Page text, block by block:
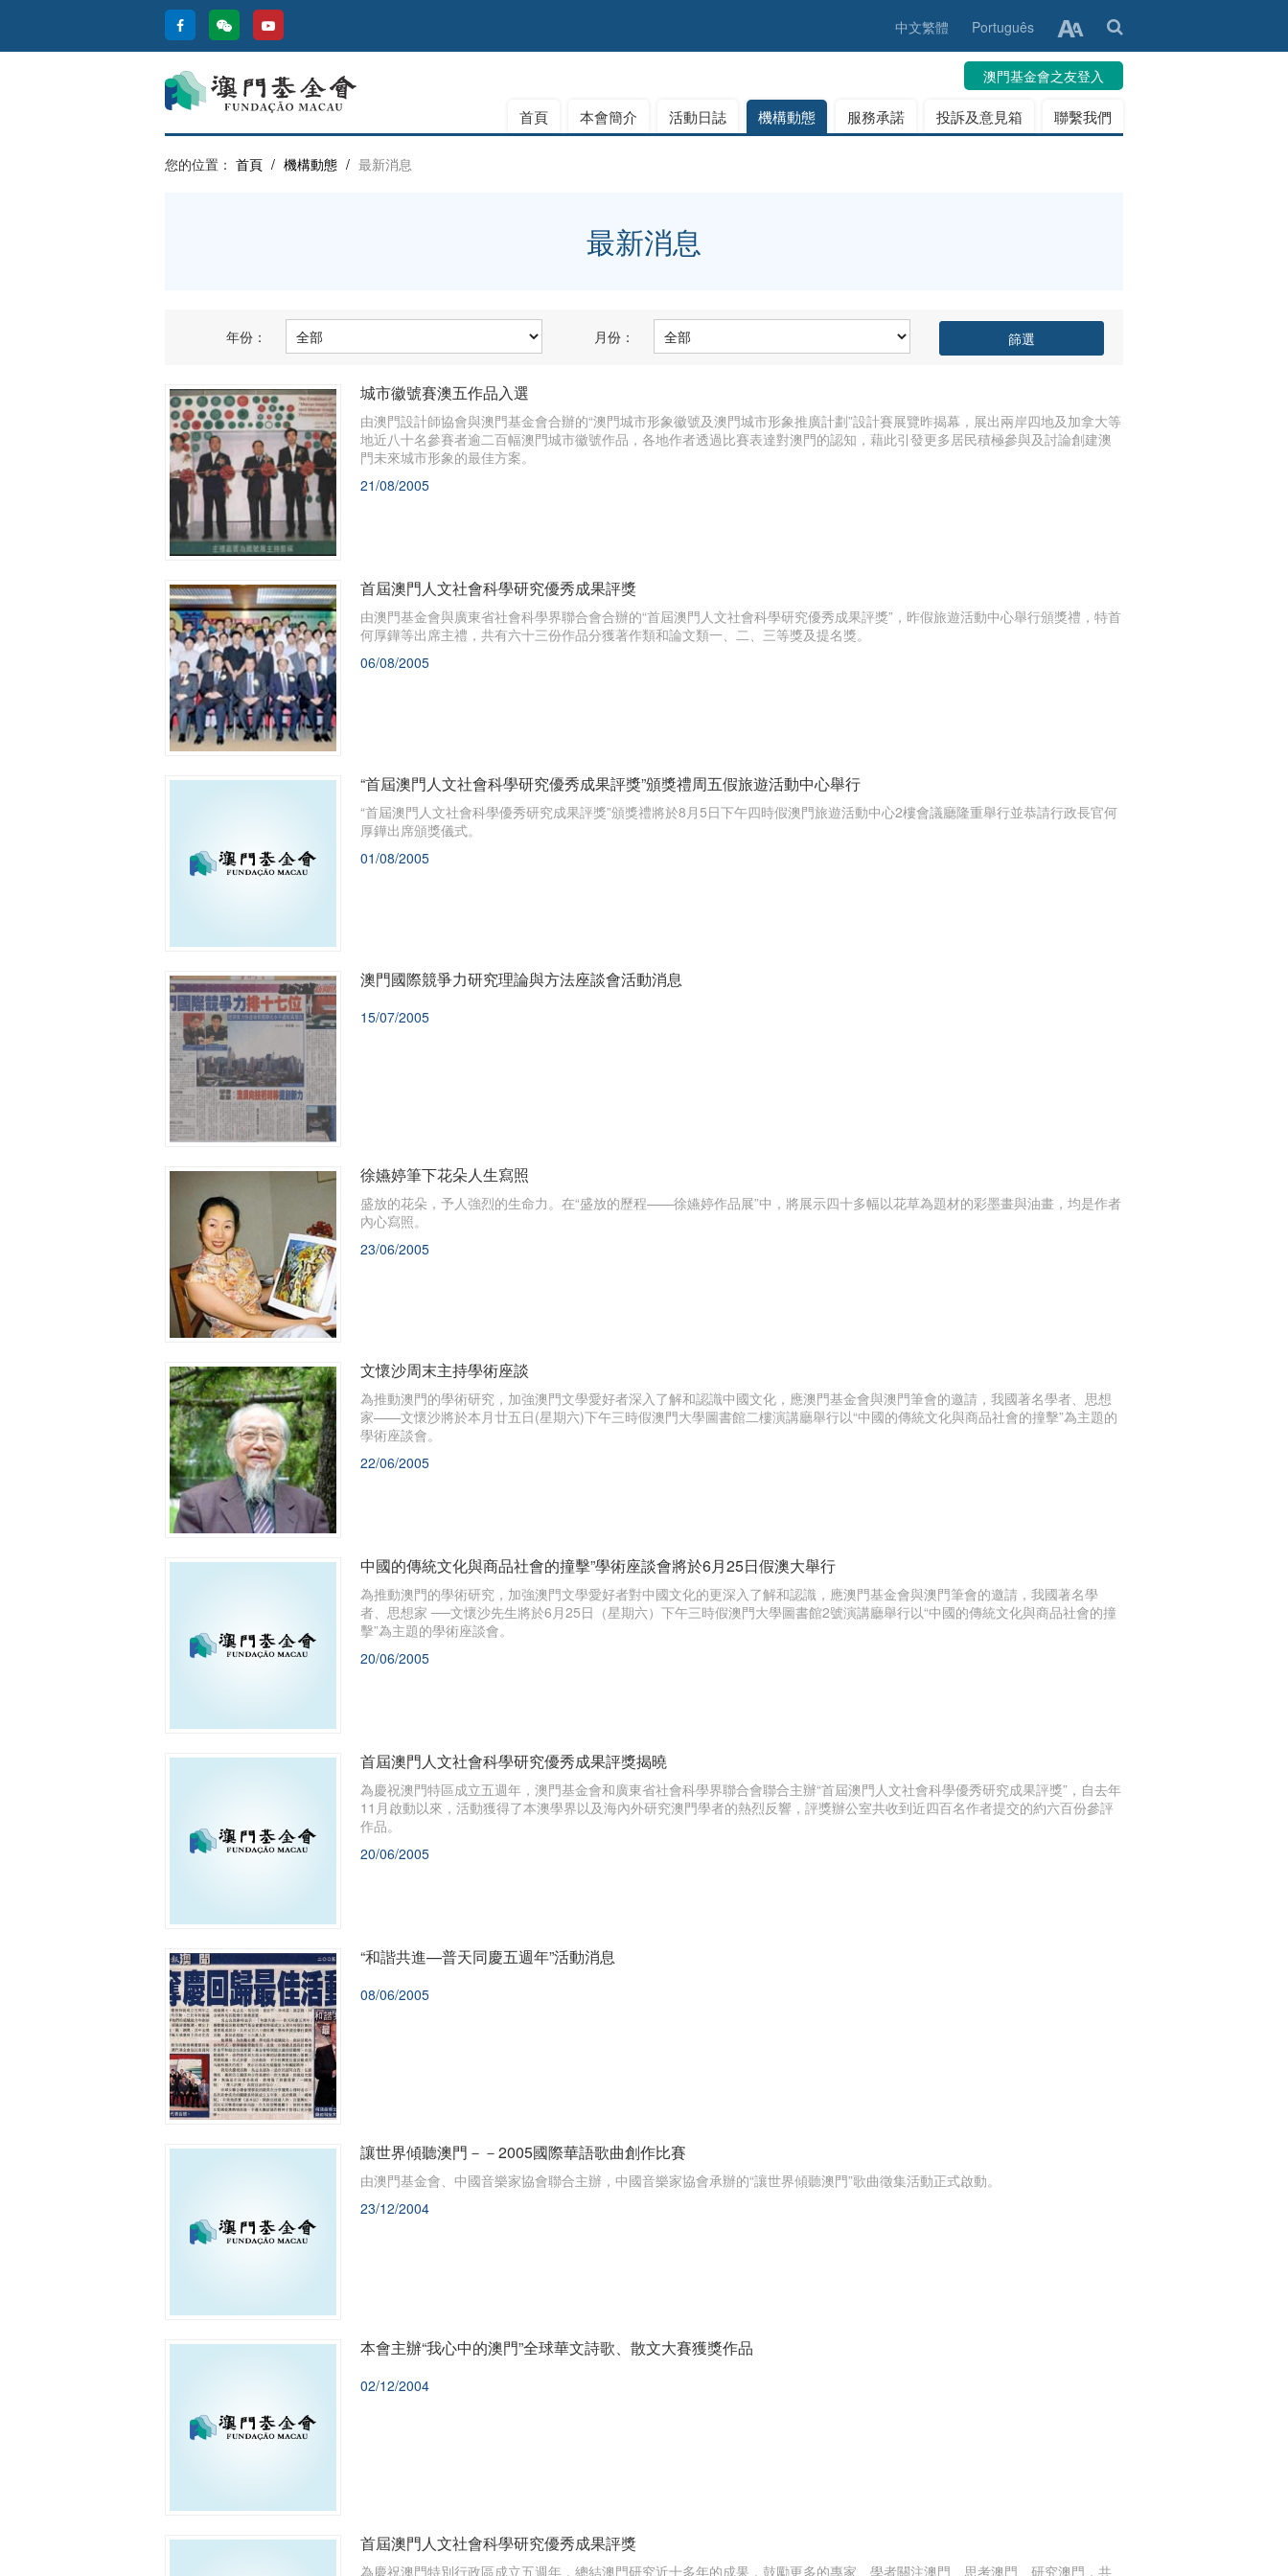
中文繁體 Português
澳門基金會之友登入
首頁 本會簡介 活動日誌 機構動態 服務承諾 投訴及意見箱 聯繫我們
您的位置： 首頁 / 機構動態 / 最新消息
最新消息
年份： 月份： 篩選
城市徽號賽澳五作品入選
由澳門設計師協會與澳門基金會合辦的“澳門城市形象徽號及澳門城市形象推廣計劃”設計賽展覽昨揭幕，展出兩岸四地及加拿大等
地近八十名參賽者逾二百幅澳門城市徽號作品，各地作者透過比賽表達對澳門的認知，藉此引發更多居民積極參與及討論創建澳
門未來城市形象的最佳方案。
21/08/2005
首屆澳門人文社會科學研究優秀成果評獎
由澳門基金會與廣東省社會科學界聯合會合辦的“首屆澳門人文社會科學研究優秀成果評獎”，昨假旅遊活動中心舉行頒獎禮，特首
何厚鏵等出席主禮，共有六十三份作品分獲著作類和論文類一、二、三等獎及提名獎。
06/08/2005
“首屆澳門人文社會科學研究優秀成果評獎”頒獎禮周五假旅遊活動中心舉行
“首屆澳門人文社會科學優秀研究成果評獎”頒獎禮將於8月5日下午四時假澳門旅遊活動中心2樓會議廳隆重舉行並恭請行政長官何
厚鏵出席頒獎儀式。
01/08/2005
澳門國際競爭力研究理論與方法座談會活動消息
15/07/2005
徐嬿婷筆下花朵人生寫照
盛放的花朵，予人強烈的生命力。在“盛放的歷程——徐嬿婷作品展”中，將展示四十多幅以花草為題材的彩墨畫與油畫，均是作者
內心寫照。
23/06/2005
文懷沙周末主持學術座談
為推動澳門的學術研究，加強澳門文學愛好者深入了解和認識中國文化，應澳門基金會與澳門筆會的邀請，我國著名學者、思想
家——文懷沙將於本月廿五日(星期六)下午三時假澳門大學圖書館二樓演講廳舉行以“中國的傳統文化與商品社會的撞擊”為主題的
學術座談會。
22/06/2005
中國的傳統文化與商品社會的撞擊”學術座談會將於6月25日假澳大舉行
為推動澳門的學術研究，加強澳門文學愛好者對中國文化的更深入了解和認識，應澳門基金會與澳門筆會的邀請，我國著名學
者、思想家 ──文懷沙先生將於6月25日（星期六）下午三時假澳門大學圖書館2號演講廳舉行以“中國的傳統文化與商品社會的撞
擊”為主題的學術座談會。
20/06/2005
首屆澳門人文社會科學研究優秀成果評獎揭曉
為慶祝澳門特區成立五週年，澳門基金會和廣東省社會科學界聯合會聯合主辦“首屆澳門人文社會科學優秀研究成果評獎”，自去年
11月啟動以來，活動獲得了本澳學界以及海內外研究澳門學者的熱烈反響，評獎辦公室共收到近四百名作者提交的約六百份參評
作品。
20/06/2005
“和諧共進—普天同慶五週年”活動消息
08/06/2005
讓世界傾聽澳門－－2005國際華語歌曲創作比賽
由澳門基金會、中國音樂家協會聯合主辦，中國音樂家協會承辦的“讓世界傾聽澳門”歌曲徵集活動正式啟動。
23/12/2004
本會主辦“我心中的澳門”全球華文詩歌、散文大賽獲獎作品
02/12/2004
首屆澳門人文社會科學研究優秀成果評獎
為慶祝澳門特別行政區成立五週年，總結澳門研究近十多年的成果，鼓勵更多的專家、學者關注澳門、思考澳門、研究澳門，共